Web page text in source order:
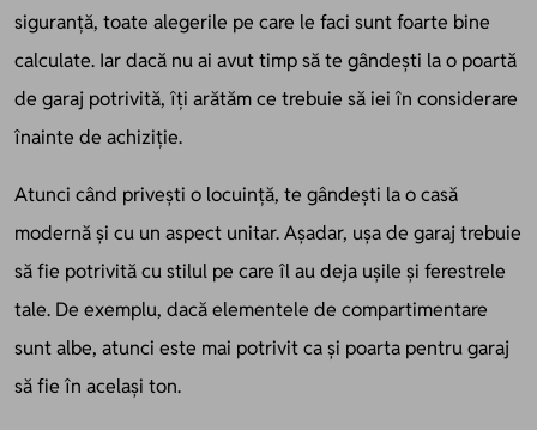
siguranță, toate alegerile pe care le faci sunt foarte bine
calculate. Iar dacă nu ai avut timp să te gândești la o poartă
de garaj potrivită, îți arătăm ce trebuie să iei în considerare
înainte de achiziție.
Atunci când privești o locuință, te gândești la o casă
modernă și cu un aspect unitar. Așadar, ușa de garaj trebuie
să fie potrivită cu stilul pe care îl au deja ușile și ferestrele
tale. De exemplu, dacă elementele de compartimentare
sunt albe, atunci este mai potrivit ca și poarta pentru garaj
să fie în același ton.